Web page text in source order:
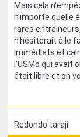
Mais cela
n'importe quelle
rares
n'hésiterait à le
immédiats et
l'USMo qui avait
était libre et on
Redondo taraji